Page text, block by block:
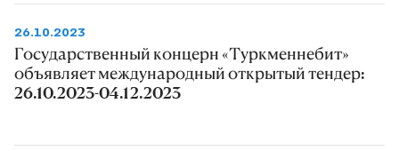
26.10.2023
Государственный концерн «Туркменнебит»
объявляет международный открытый тендер:
26.10.2023-04.12.2023